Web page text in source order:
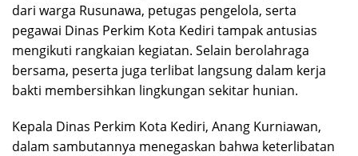
dari warga Rusunawa, petugas pengelola, serta
pegawai Dinas Perkim Kota Kediri tampak antusias
mengikuti rangkaian kegiatan. Selain berolahraga
bersama, peserta juga terlibat langsung dalam kerja
bakti membersihkan lingkungan sekitar hunian.
Kepala Dinas Perkim Kota Kediri, Anang Kurniawan,
dalam sambutannya menegaskan bahwa keterlibatan